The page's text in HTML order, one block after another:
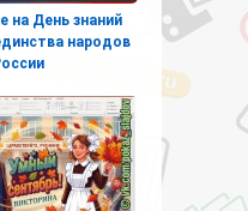
на День знаний
народов